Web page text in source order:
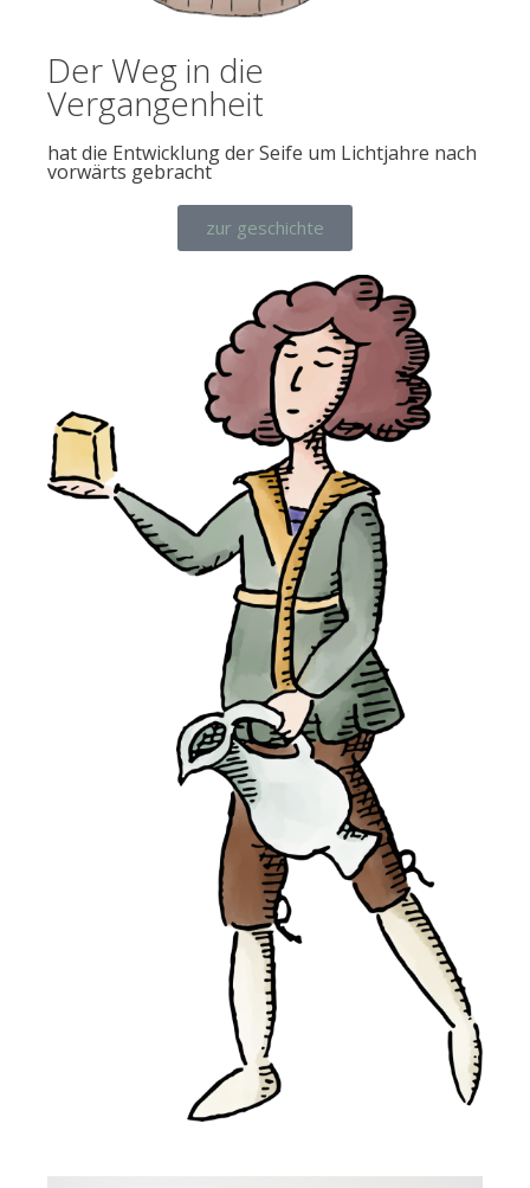
Der Weg in die
Vergangenheit
hat die Entwicklung der Seife um Lichtjahre nach
vorwärts gebracht
zur geschichte